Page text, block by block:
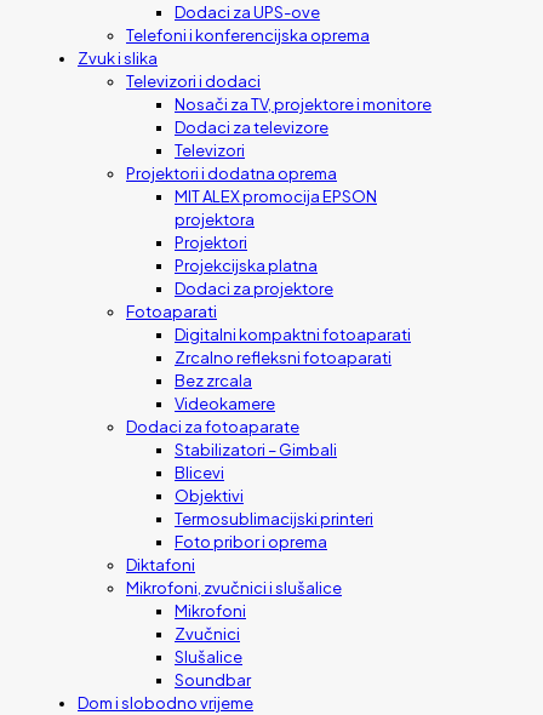
Dodaci za UPS-ove
Telefoni i konferencijska oprema
Zvuk i slika
Televizori i dodaci
Nosači za TV, projektore i monitore
Dodaci za televizore
Televizori
Projektori i dodatna oprema
MIT ALEX promocija EPSON
projektora
Projektori
Projekcijska platna
Dodaci za projektore
Fotoaparati
Digitalni kompaktni fotoaparati
Zrcalno refleksni fotoaparati
Bez zrcala
Videokamere
Dodaci za fotoaparate
Stabilizatori – Gimbali
Blicevi
Objektivi
Termosublimacijski printeri
Foto pribor i oprema
Diktafoni
Mikrofoni, zvučnici i slušalice
Mikrofoni
Zvučnici
Slušalice
Soundbar
Dom i slobodno vrijeme